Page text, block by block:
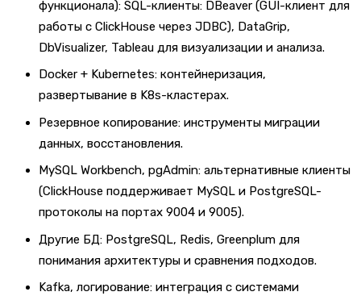
функционала): SQL-клиенты: DBeaver (GUI-клиент для
работы с ClickHouse через JDBC), DataGrip,
DbVisualizer, Tableau для визуализации и анализа.
Docker + Kubernetes: контейнеризация,
развертывание в K8s-кластерах.
Резервное копирование: инструменты миграции
данных, восстановления.
MySQL Workbench, pgAdmin: альтернативные клиенты
(ClickHouse поддерживает MySQL и PostgreSQL-
протоколы на портах 9004 и 9005).
Другие БД: PostgreSQL, Redis, Greenplum для
понимания архитектуры и сравнения подходов.
Kafka, логирование: интеграция с системами